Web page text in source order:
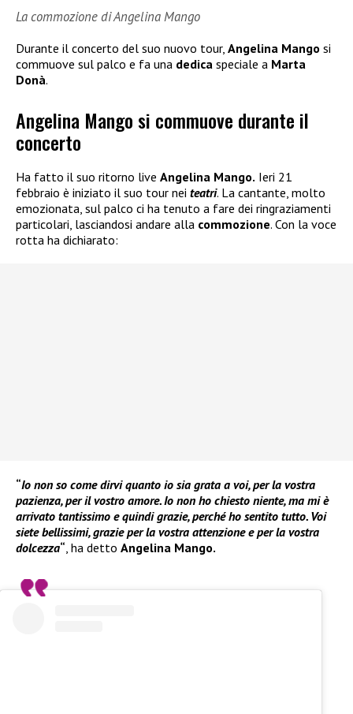
La commozione di Angelina Mango
Durante il concerto del suo nuovo tour, Angelina Mango si
commuove sul palco e fa una dedica speciale a Marta
Donà.
Angelina Mango si commuove durante il
concerto
Ha fatto il suo ritorno live Angelina Mango. Ieri 21
febbraio è iniziato il suo tour nei teatri. La cantante, molto
emozionata, sul palco ci ha tenuto a fare dei ringraziamenti
particolari, lasciandosi andare alla commozione. Con la voce
rotta ha dichiarato:
“Io non so come dirvi quanto io sia grata a voi, per la vostra
pazienza, per il vostro amore. Io non ho chiesto niente, ma mi è
arrivato tantissimo e quindi grazie, perché ho sentito tutto. Voi
siete bellissimi, grazie per la vostra attenzione e per la vostra
dolcezza“ , ha detto Angelina Mango.